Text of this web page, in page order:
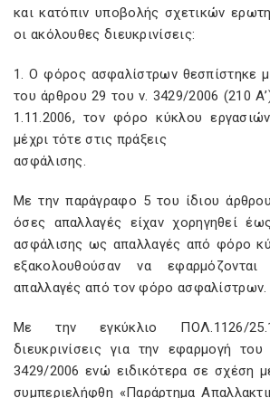
και κατόπιν υποβολής σχετικών
οι ακόλουθες διευκρινίσεις:
1. O φόρος ασφαλίστρων θεσπίστηκε
του άρθρου 29 του ν. 3429/2006 (210
1.11.2006, τον φόρο κύκλου
μέχρι τότε στις πράξεις
ασφάλισης.
Με την παράγραφο 5 του ίδιου
όσες απαλλαγές είχαν χορηγηθεί
ασφάλισης ως απαλλαγές από φόρο
εξακολουθούσαν να
απαλλαγές από τον φόρο ασφαλίστρων.
Με την εγκύκλιο ΠΟΛ.1126/
διευκρινίσεις για την εφαρμογή
3429/2006 ενώ ειδικότερα σε σχέση
συμπεριελήφθη «Παράρτημα